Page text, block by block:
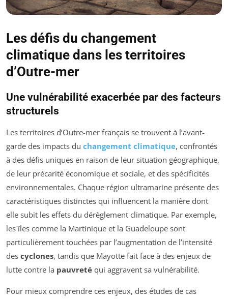
Les défis du changement
climatique dans les territoires
d’Outre-mer
Une vulnérabilité exacerbée par des facteurs
structurels
Les territoires d’Outre-mer français se trouvent à l’avant-
garde des impacts du changement climatique, confrontés
à des défis uniques en raison de leur situation géographique,
de leur précarité économique et sociale, et des spécificités
environnementales. Chaque région ultramarine présente des
caractéristiques distinctes qui influencent la manière dont
elle subit les effets du dérèglement climatique. Par exemple,
les îles comme la Martinique et la Guadeloupe sont
particulièrement touchées par l’augmentation de l’intensité
des cyclones, tandis que Mayotte fait face à des enjeux de
lutte contre la pauvreté qui aggravent sa vulnérabilité.
Pour mieux comprendre ces enjeux, des études de cas